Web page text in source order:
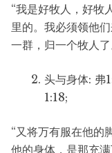
“我是好牧人，好牧
里的。我必须领他
一群，归一个牧人
头与身体: 弗
1:18;
“又将万有服在他的
他的身体，是那充